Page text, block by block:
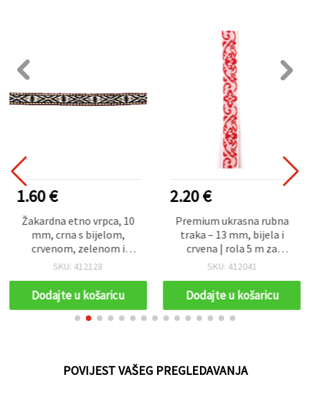
1.60 €
Žakardna etno vrpca, 10
mm, crna s bijelom,
crvenom, zelenom i
smeđom – 5 metara
SKU: 412128
Dodajte u košaricu
2.20 €
Premium ukrasna rubna
traka – 13 mm, bijela i
crvena | rola 5 m za
odjeću, kostime, šivanje i
SKU: 412041
Dodajte u košaricu
POVIJEST VAŠEG PREGLEDAVANJA